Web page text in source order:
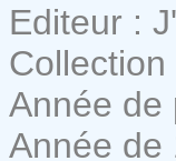
Editeur :
Année de
Année de